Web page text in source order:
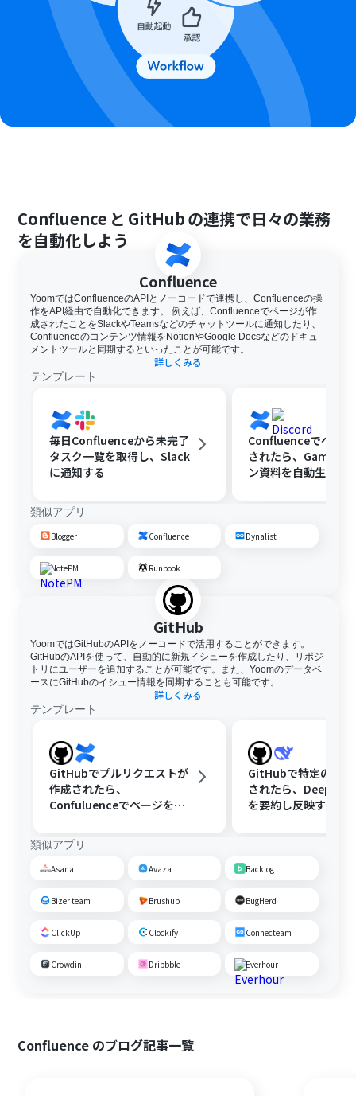
Confluence と GitHubの連携で日々の業務
を自動化しよう
Confluence
YoomではConfluenceのAPIとノーコードで連携し、Confluenceの操
作をAPI経由で自動化できます。 例えば、Confluenceでページが作
成されたことをSlackやTeamsなどのチャットツールに通知したり、
Confluenceのコンテンツ情報をNotionやGoogle Docsなどのドキュ
メントツールと同期するといったことが可能です。
詳しくみる
テンプレート
毎日Confluenceから未完了
タスク一覧を取得し、Slack
に通知する
Confluenceでペー
されたら、Gamma
ン資料を自動生成す
類似アプリ
Blogger Confluence Dynalist
NotePM Runbook
GitHub
YoomではGitHubのAPIをノーコードで活用することができます。
GitHubのAPIを使って、自動的に新規イシューを作成したり、リポジ
トリにユーザーを追加することが可能です。また、Yoomのデータベ
ースにGitHubのイシュー情報を同期することも可能です。
詳しくみる
テンプレート
GitHubでプルリクエストが
作成されたら、
Confuluenceでページを作
GitHubで特定の
されたら、
を要約し反映する
類似アプリ
Asana Avaza Backlog
Bizer team Brushup BugHerd
ClickUp Clockify Connecteam
Crowdin Dribbble Everhour
Confluence のブログ記事一覧